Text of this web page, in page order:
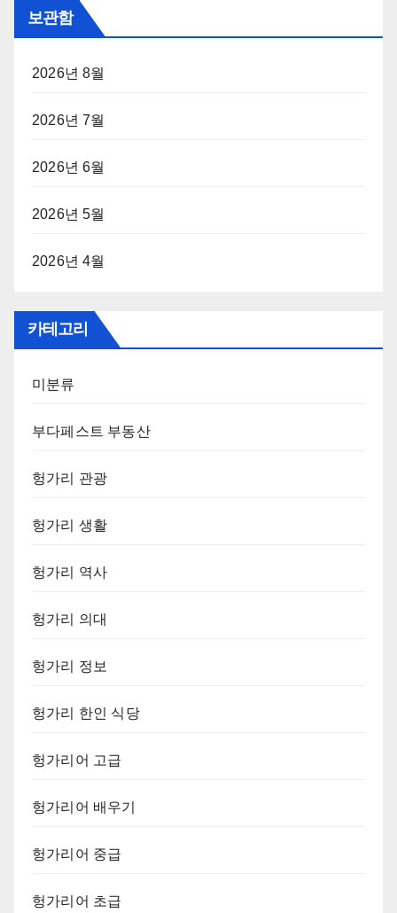
보관함
2026년 8월
2026년 7월
2026년 6월
2026년 5월
2026년 4월
카테고리
미분류
부다페스트 부동산
헝가리 관광
헝가리 생활
헝가리 역사
헝가리 의대
헝가리 정보
헝가리 한인 식당
헝가리어 고급
헝가리어 배우기
헝가리어 중급
헝가리어 초급